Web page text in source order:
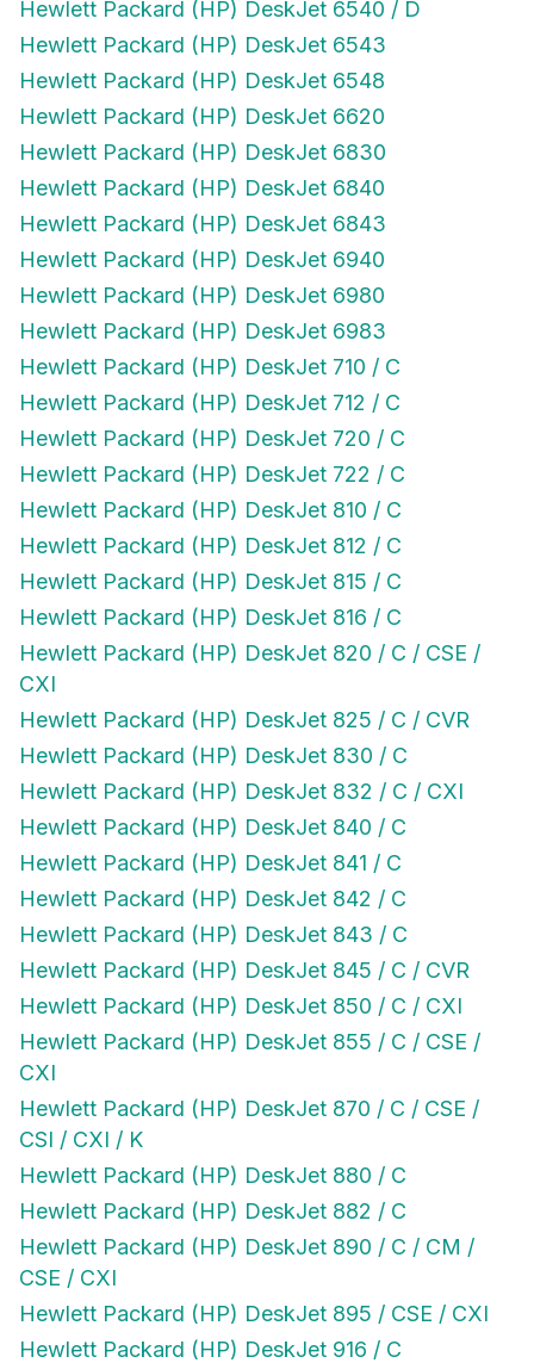
Hewlett Packard (HP) DeskJet 6540 / D
Hewlett Packard (HP) DeskJet 6543
Hewlett Packard (HP) DeskJet 6548
Hewlett Packard (HP) DeskJet 6620
Hewlett Packard (HP) DeskJet 6830
Hewlett Packard (HP) DeskJet 6840
Hewlett Packard (HP) DeskJet 6843
Hewlett Packard (HP) DeskJet 6940
Hewlett Packard (HP) DeskJet 6980
Hewlett Packard (HP) DeskJet 6983
Hewlett Packard (HP) DeskJet 710 / C
Hewlett Packard (HP) DeskJet 712 / C
Hewlett Packard (HP) DeskJet 720 / C
Hewlett Packard (HP) DeskJet 722 / C
Hewlett Packard (HP) DeskJet 810 / C
Hewlett Packard (HP) DeskJet 812 / C
Hewlett Packard (HP) DeskJet 815 / C
Hewlett Packard (HP) DeskJet 816 / C
Hewlett Packard (HP) DeskJet 820 / C / CSE /
CXI
Hewlett Packard (HP) DeskJet 825 / C / CVR
Hewlett Packard (HP) DeskJet 830 / C
Hewlett Packard (HP) DeskJet 832 / C / CXI
Hewlett Packard (HP) DeskJet 840 / C
Hewlett Packard (HP) DeskJet 841 / C
Hewlett Packard (HP) DeskJet 842 / C
Hewlett Packard (HP) DeskJet 843 / C
Hewlett Packard (HP) DeskJet 845 / C / CVR
Hewlett Packard (HP) DeskJet 850 / C / CXI
Hewlett Packard (HP) DeskJet 855 / C / CSE /
CXI
Hewlett Packard (HP) DeskJet 870 / C / CSE /
CSI / CXI / K
Hewlett Packard (HP) DeskJet 880 / C
Hewlett Packard (HP) DeskJet 882 / C
Hewlett Packard (HP) DeskJet 890 / C / CM /
CSE / CXI
Hewlett Packard (HP) DeskJet 895 / CSE / CXI
Hewlett Packard (HP) DeskJet 916 / C